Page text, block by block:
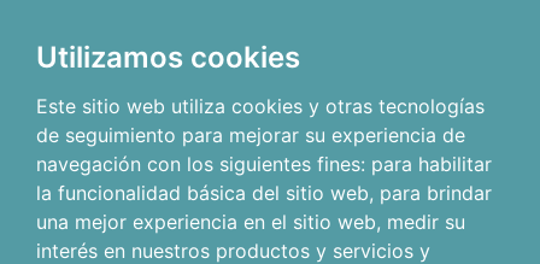
Utilizamos cookies
Este sitio web utiliza cookies y otras tecnologías
de seguimiento para mejorar su experiencia de
navegación con los siguientes fines: para habilitar
la funcionalidad básica del sitio web, para brindar
una mejor experiencia en el sitio web, medir su
interés en nuestros productos y servicios y